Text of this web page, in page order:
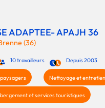
ADAPTEE- APAJH 36
(36)
10 travailleurs Depuis 2003
Nettoyage et entretien
et services touristiques